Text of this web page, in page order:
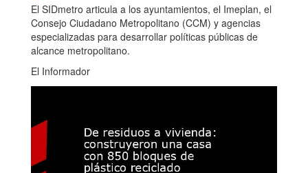
El SIDmetro articula a los ayuntamientos, el Imeplan, el
Consejo Ciudadano Metropolitano (CCM) y agencias
especializadas para desarrollar políticas públicas de
alcance metropolitano.
El Informador